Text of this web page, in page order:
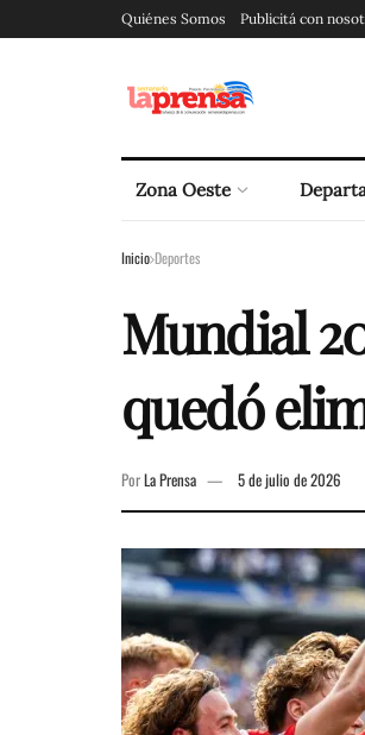
Quiénes Somos Publicitá con
Zona Oeste
Inicio Deportes
Mundial
quedó
PorLa Prensa 5 de julio de 2026